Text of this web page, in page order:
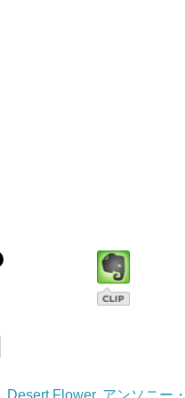
Desert Flower, アンソニー